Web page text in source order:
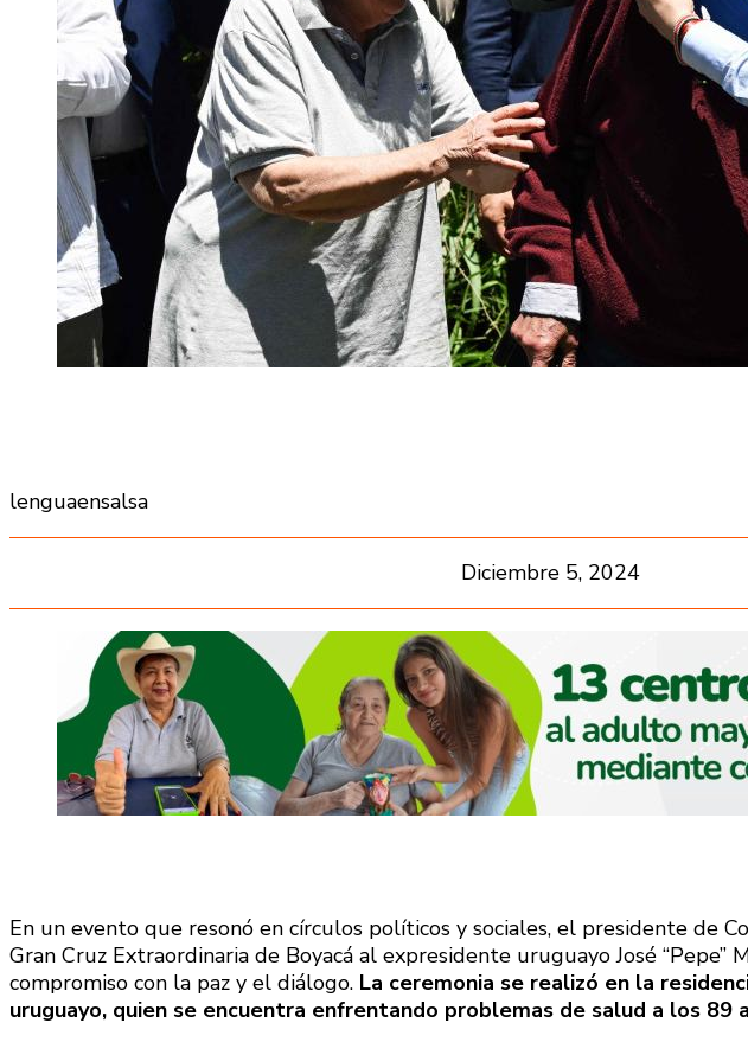
lenguaensalsa
Diciembre 5, 2024
En un evento que resonó en círculos políticos y sociales, el presidente de
Gran Cruz Extraordinaria de Boyacá al expresidente uruguayo José “Pepe”
compromiso con la paz y el diálogo. La ceremonia se realizó en la
uruguayo, quien se encuentra enfrentando problemas de salud a los 89